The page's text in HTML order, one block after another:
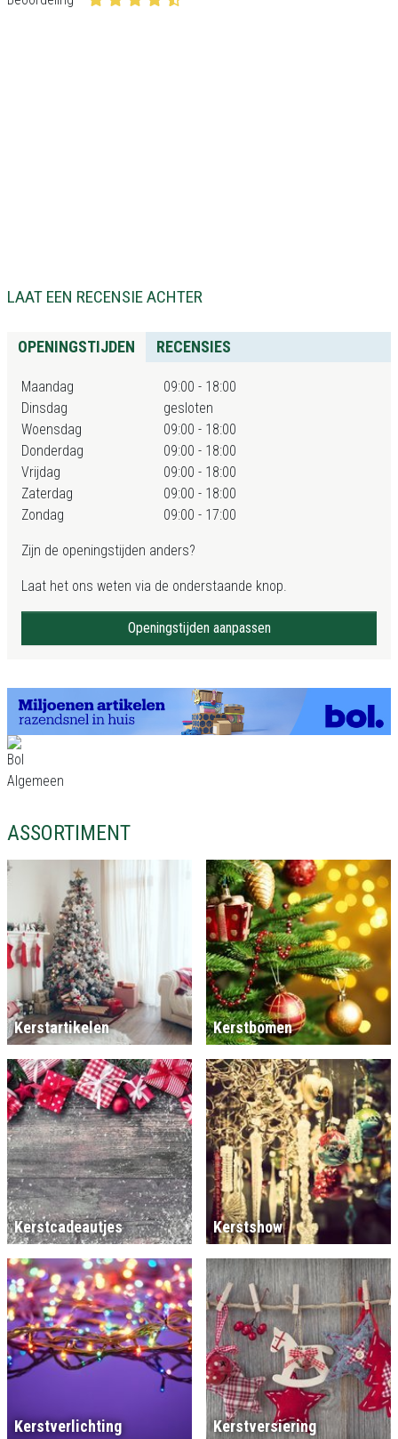
LAAT EEN RECENSIE ACHTER
OPENINGSTIJDEN RECENSIES
Maandag
09:00 - 18:00
Dinsdag
gesloten
Woensdag
09:00 - 18:00
Donderdag
09:00 - 18:00
Vrijdag
09:00 - 18:00
Zaterdag
09:00 - 18:00
Zondag
09:00 - 17:00
Zijn de openingstijden anders?
Laat het ons weten via de onderstaande knop.
Openingstijden aanpassen
ASSORTIMENT
Kerstartikelen Kerstbomen
Kerstcadeautjes Kerstshow
Kerstverlichting Kerstversiering